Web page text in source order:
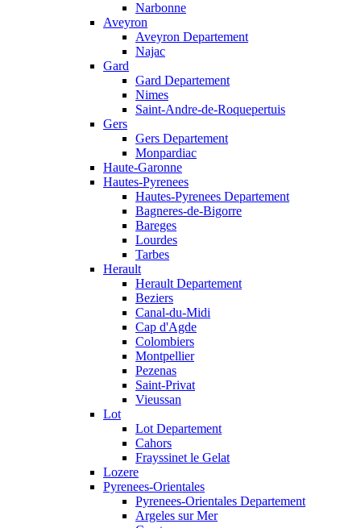
Narbonne
Aveyron
Aveyron Departement
Najac
Gard
Gard Departement
Nimes
Saint-Andre-de-Roquepertuis
Gers
Gers Departement
Monpardiac
Haute-Garonne
Hautes-Pyrenees
Hautes-Pyrenees Departement
Bagneres-de-Bigorre
Bareges
Lourdes
Tarbes
Herault
Herault Departement
Beziers
Canal-du-Midi
Cap d'Agde
Colombiers
Montpellier
Pezenas
Saint-Privat
Vieussan
Lot
Lot Departement
Cahors
Frayssinet le Gelat
Lozere
Pyrenees-Orientales
Pyrenees-Orientales Departement
Argeles sur Mer